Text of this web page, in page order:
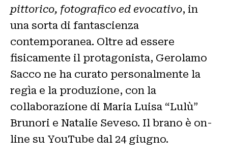
pittorico, fotografico ed evocativo, in
una sorta di fantascienza
contemporanea. Oltre ad essere
fisicamente il protagonista, Gerolamo
Sacco ne ha curato personalmente la
regìa e la produzione, con la
collaborazione di Maria Luisa “Lulù”
Brunori e Natalie Seveso. Il brano è on-
line su YouTube dal 24 giugno.